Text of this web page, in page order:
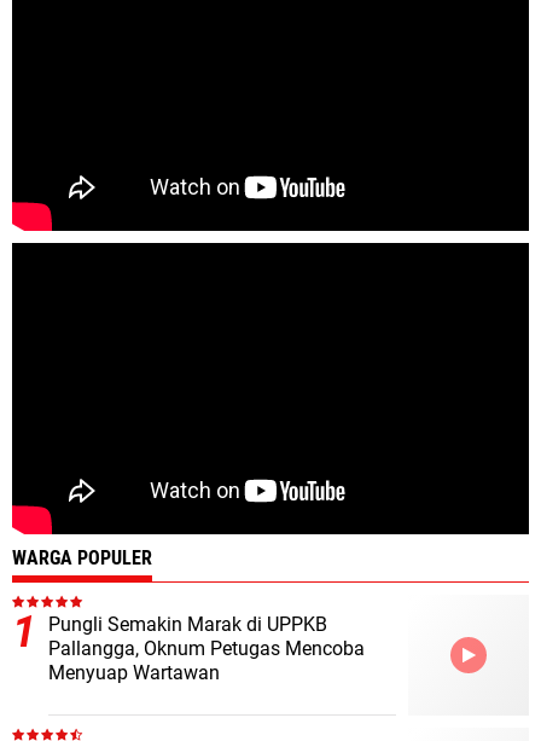
WARGA POPULER
Pungli Semakin Marak di UPPKB
Pallangga, Oknum Petugas Mencoba
Menyuap Wartawan